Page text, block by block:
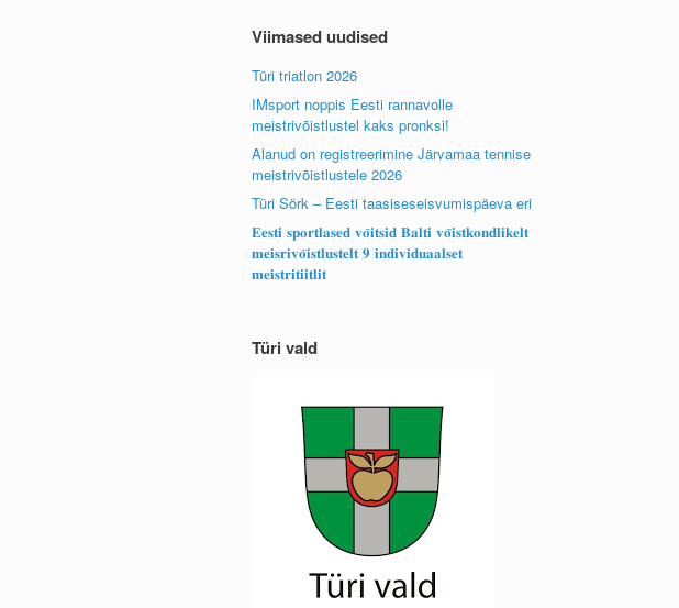
Viimased uudised
Türi triatlon 2026
IMsport noppis Eesti rannavolle
meistrivõistlustel kaks pronksi!
Alanud on registreerimine Järvamaa tennise
meistrivõistlustele 2026
Türi Sörk – Eesti taasiseseisvumispäeva eri
𝐄𝐞𝐬𝐭𝐢 𝐬𝐩𝐨𝐫𝐭𝐥𝐚𝐬𝐞𝐝 𝐯𝐨̃𝐢𝐭𝐬𝐢𝐝 𝐁𝐚𝐥𝐭𝐢 𝐯𝐨̃𝐢𝐬𝐭𝐤𝐨𝐧𝐝𝐥𝐢𝐤𝐞𝐥𝐭
𝐦𝐞𝐢𝐬𝐫𝐢𝐯𝐨̃𝐢𝐬𝐭𝐥𝐮𝐬𝐭𝐞𝐥𝐭 𝟗 𝐢𝐧𝐝𝐢𝐯𝐢𝐝𝐮𝐚𝐚𝐥𝐬𝐞𝐭
𝐦𝐞𝐢𝐬𝐭𝐫𝐢𝐭𝐢𝐢𝐭𝐥𝐢𝐭
Türi vald